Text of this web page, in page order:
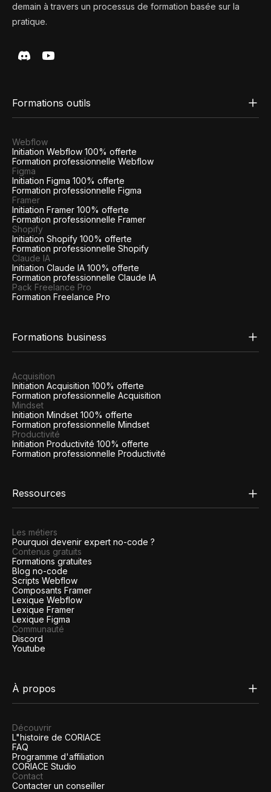
demain à travers un processus de formation basée sur la
pratique.
Formations outils
Webflow
Initiation Webflow 100% offerte
Formation professionnelle Webflow
Figma
Initiation Figma 100% offerte
Formation professionnelle Figma
Framer
Initiation Framer 100% offerte
Formation professionnelle Framer
Shopify
Initiation Shopify 100% offerte
Formation professionnelle Shopify
Claude IA
Initiation Claude IA 100% offerte
Formation professionnelle Claude IA
Pack Freelance Pro
Formation Freelance Pro
Formations business
Acquisition
Initiation Acquisition 100% offerte
Formation professionnelle Acquisition
Mindset
Initiation Mindset 100% offerte
Formation professionnelle Mindset
Productivité
Initiation Productivité 100% offerte
Formation professionnelle Productivité
Ressources
Les métiers
Pourquoi devenir expert no-code ?
Contenus gratuits
Formations gratuites
Blog no-code
Scripts Webflow
Composants Framer
Lexique Webflow
Lexique Framer
Lexique Figma
Communauté
Discord
Youtube
À propos
Découvrir
L"histoire de CORIACE
FAQ
Programme d'affiliation
CORIACE Studio
Contact
Contacter un conseiller